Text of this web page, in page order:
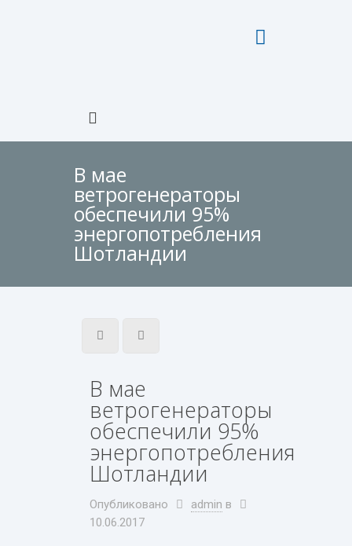
В мае
ветрогенераторы
обеспечили 95%
энергопотребления
Шотландии
В мае
ветрогенераторы
обеспечили 95%
энергопотребления
Шотландии
Опубликовано admin в
10.06.2017